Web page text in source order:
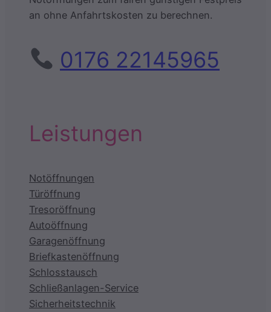
an ohne Anfahrtskosten zu berechnen.
0176 22145965
Leistungen
Notöffnungen
Türöffnung
Tresoröffnung
Autoöffnung
Garagenöffnung
Briefkastenöffnung
Schlosstausch
Schließanlagen-Service
Sicherheitstechnik